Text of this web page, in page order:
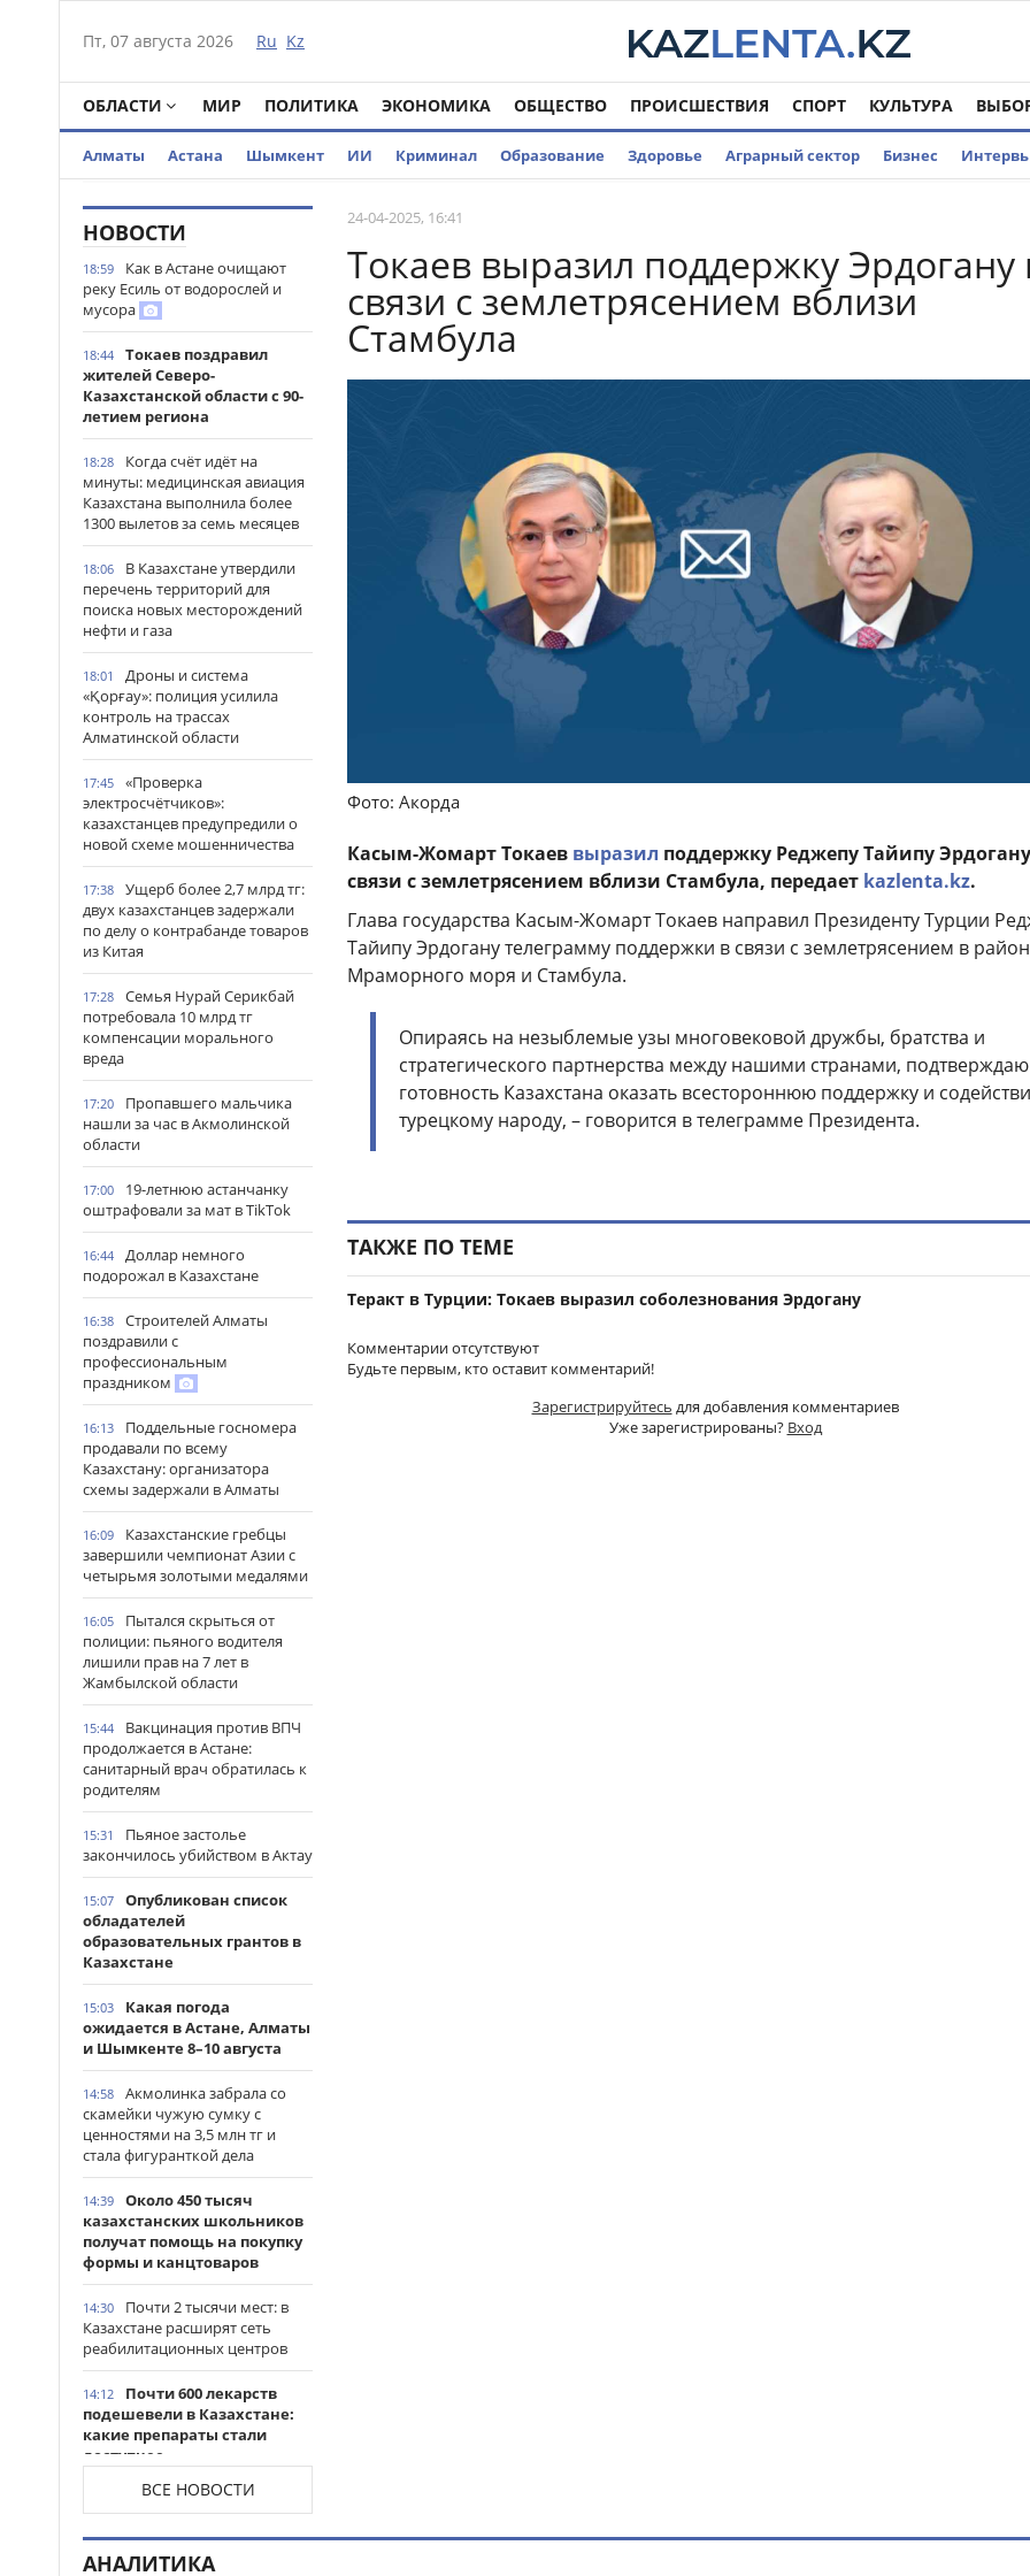
Пт, 07 августа 2026 Ru Kz
ОБЛАСТИ МИР ПОЛИТИКА ЭКОНОМИКА ОБЩЕСТВО ПРОИСШЕСТВИЯ СПОРТ КУЛЬТУРА
Алматы Астана Шымкент ИИ Криминал Образование Здоровье Аграрный сектор Бизнес
НОВОСТИ
18:59
Как в Астане очищают
реку Есиль от водорослей и
мусора
18:44
Токаев поздравил
жителей Северо-
Казахстанской области с 90-
летием региона
18:28
Когда счёт идёт на
минуты: медицинская авиация
Казахстана выполнила более
1300 вылетов за семь месяцев
18:06
В Казахстане утвердили
перечень территорий для
поиска новых месторождений
нефти и газа
18:01
Дроны и система
«Қорғау»: полиция усилила
контроль на трассах
Алматинской области
17:45
«Проверка
электросчётчиков»:
казахстанцев предупредили о
новой схеме мошенничества
17:38
Ущерб более 2,7 млрд тг:
двух казахстанцев задержали
по делу о контрабанде товаров
из Китая
17:28
Семья Нурай Серикбай
потребовала 10 млрд тг
компенсации морального
вреда
17:20
Пропавшего мальчика
нашли за час в Акмолинской
области
17:00
19-летнюю астанчанку
оштрафовали за мат в TikTok
16:44
Доллар немного
подорожал в Казахстане
16:38
Строителей Алматы
поздравили с
профессиональным
праздником
16:13
Поддельные госномера
продавали по всему
Казахстану: организатора
схемы задержали в Алматы
16:09
Казахстанские гребцы
завершили чемпионат Азии с
четырьмя золотыми медалями
16:05
Пытался скрыться от
полиции: пьяного водителя
лишили прав на 7 лет в
Жамбылской области
15:44
Вакцинация против ВПЧ
продолжается в Астане:
санитарный врач обратилась к
родителям
15:31
Пьяное застолье
закончилось убийством в Актау
15:07
Опубликован список
обладателей
образовательных грантов в
Казахстане
15:03
Какая погода
ожидается в Астане, Алматы
и Шымкенте 8–10 августа
14:58
Акмолинка забрала со
скамейки чужую сумку с
ценностями на 3,5 млн тг и
стала фигуранткой дела
14:39
Около 450 тысяч
казахстанских школьников
получат помощь на покупку
формы и канцтоваров
14:30
Почти 2 тысячи мест: в
Казахстане расширят сеть
реабилитационных центров
14:12
Почти 600 лекарств
подешевели в Казахстане:
какие препараты стали
доступнее
Казахстанские
таеквондисты завоевали
четыре медали на турнире в
Индонезии
ВСЕ НОВОСТИ
24-04-2025, 16:41
Токаев выразил поддержку Эрдогану
связи с землетрясением вблизи
Стамбула
Фото: Акорда
Касым-Жомарт Токаев выразил поддержку Реджепу Тайипу
связи с землетрясением вблизи Стамбула, передает kazlenta.kz.
Глава государства Касым-Жомарт Токаев направил Президенту Турции
Тайипу Эрдогану телеграмму поддержки в связи с землетрясением в
Мраморного моря и Стамбула.
Опираясь на незыблемые узы многовековой дружбы, братства и
стратегического партнерства между нашими странами, подтверждаю
готовность Казахстана оказать всестороннюю поддержку и
турецкому народу, – говорится в телеграмме Президента.
ТАКЖЕ ПО ТЕМЕ
Теракт в Турции: Токаев выразил соболезнования Эрдогану
Комментарии отсутствуют
Будьте первым, кто оставит комментарий!
Зарегистрируйтесь для добавления комментариев
Уже зарегистрированы? Вход
АНАЛИТИКА